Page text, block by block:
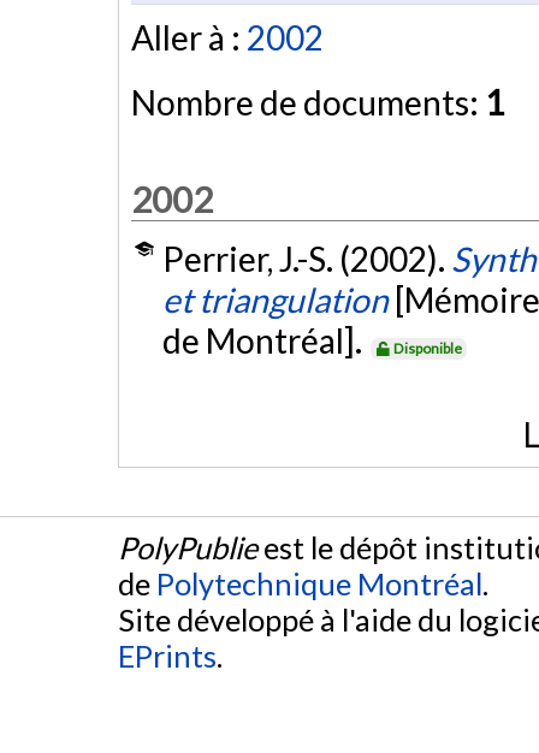
Aller à : 2002
Nombre de documents: 1
2002
Perrier, J.-S. (2002).
et triangulation
de Montréal].
Disponible
PolyPublieest le dépôt
de Polytechnique Montréal.
Site développé à l'aide du
EPrints.